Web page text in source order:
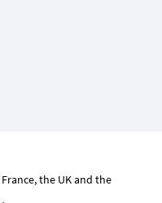
the UK and the